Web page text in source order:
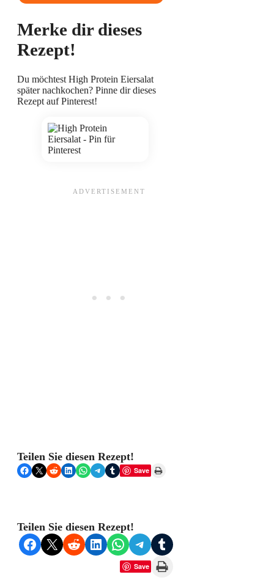
Merke dir dieses
Rezept!
Du möchtest High Protein Eiersalat
später nachkochen? Pinne dir dieses
Rezept auf Pinterest!
Teilen Sie diesen Rezept!
Share on Facebook
Share on X Share on RedditShare on LinkedIn
Share on WhatsApp
Share on Telegram
Share on TumblrSave Print this Page
Teilen Sie diesen Rezept!
Share on Facebook
Share on X Share on RedditShare on LinkedIn
Share on WhatsApp
Share on Telegram
Share on Tumblr
Save Print this Page